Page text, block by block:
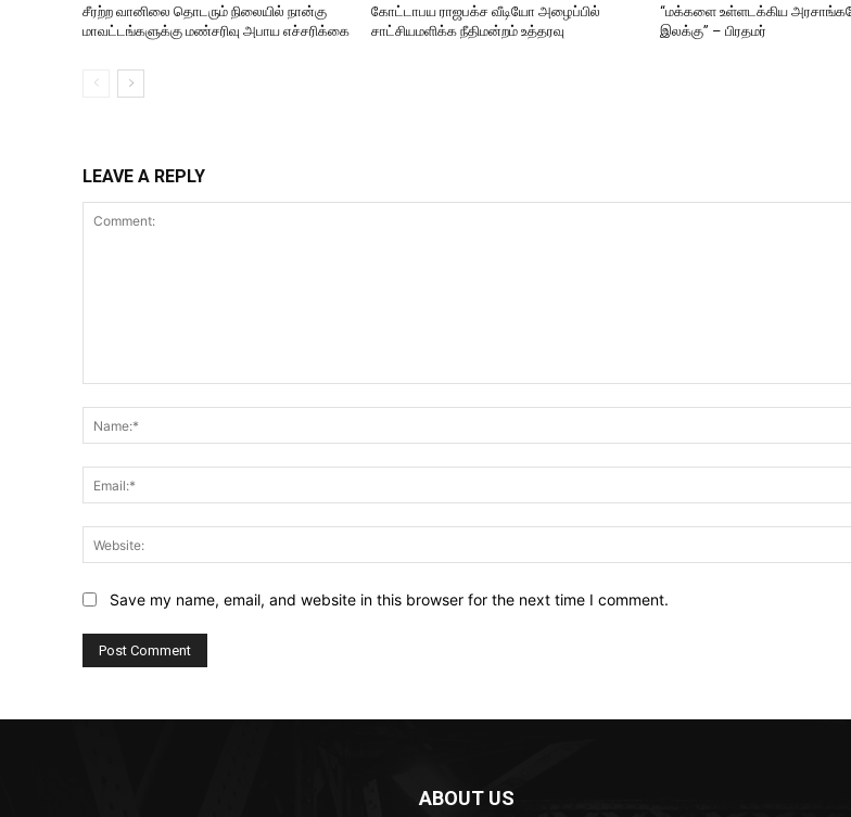
சீரற்ற வானிலை தொடரும் நிலையில் நான்கு
மாவட்டங்களுக்கு மண்சரிவு அபாய எச்சரிக்கை
கோட்டாபய ராஜபக்ச வீடியோ அழைப்பில்
சாட்சியமளிக்க நீதிமன்றம் உத்தரவு
“மக்களை உள்ளடக்கிய
இலக்கு” – பிரதமர்
LEAVE A REPLY
Save my name, email, and website in this browser for the next time I comment.
ABOUT US